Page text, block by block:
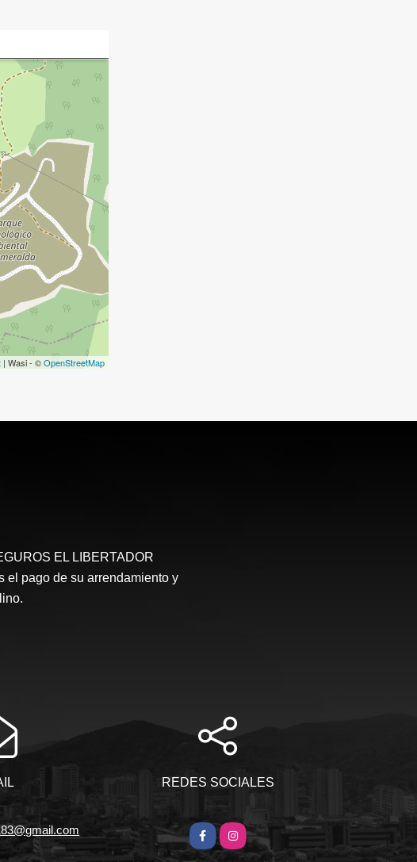
| Wasi - ©OpenStreetMap
EL LIBERTADOR
el pago de su arrendamiento y
REDES SOCIALES
Facebook
Instagram